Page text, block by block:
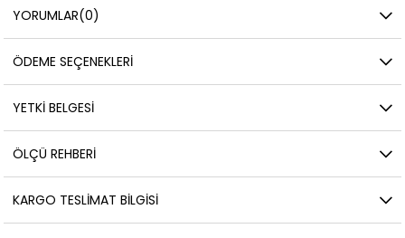
YORUMLAR(0)
ÖDEME SEÇENEKLERI
YETKİ BELGESİ
ÖLÇÜ REHBERI
KARGO TESLIMAT BILGISI